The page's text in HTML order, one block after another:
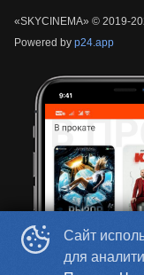
Сайт
для
«‎SKYCINEMA» © 2019-
Powered by p24.app